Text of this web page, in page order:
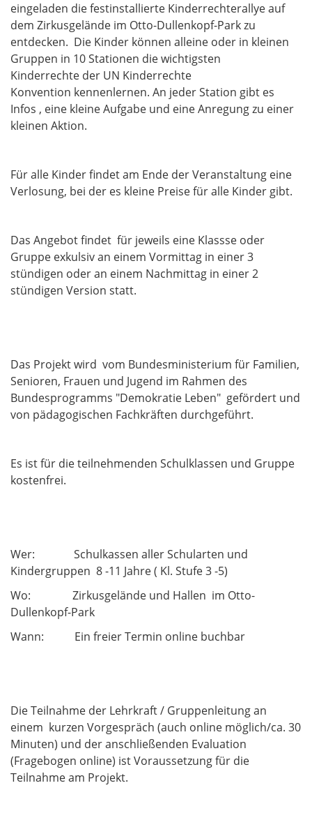
eingeladen die festinstallierte Kinderrechterallye auf
dem Zirkusgelände im Otto-Dullenkopf-Park zu
entdecken. Die Kinder können alleine oder in kleinen
Gruppen in 10 Stationen die wichtigsten
Kinderrechte der UN Kinderrechte
Konvention kennenlernen. An jeder Station gibt es
Infos , eine kleine Aufgabe und eine Anregung zu einer
kleinen Aktion.
Für alle Kinder findet am Ende der Veranstaltung eine
Verlosung, bei der es kleine Preise für alle Kinder gibt.
Das Angebot findet für jeweils eine Klassse oder
Gruppe exkulsiv an einem Vormittag in einer 3
stündigen oder an einem Nachmittag in einer 2
stündigen Version statt.
Das Projekt wird vom Bundesministerium für Familien,
Senioren, Frauen und Jugend im Rahmen des
Bundesprogramms "Demokratie Leben" gefördert und
von pädagogischen Fachkräften durchgeführt.
Es ist für die teilnehmenden Schulklassen und Gruppe
kostenfrei.
Wer: Schulkassen aller Schularten und
Kindergruppen 8 -11 Jahre ( Kl. Stufe 3 -5)
Wo: Zirkusgelände und Hallen im Otto-
Dullenkopf-Park
Wann: Ein freier Termin online buchbar
Die Teilnahme der Lehrkraft / Gruppenleitung an
einem kurzen Vorgespräch (auch online möglich/ca. 30
Minuten) und der anschließenden Evaluation
(Fragebogen online) ist Voraussetzung für die
Teilnahme am Projekt.